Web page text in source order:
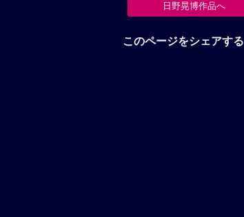
日野晃博作品へ
このページをシェアする